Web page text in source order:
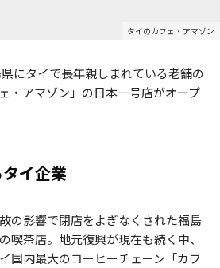
タイのカフェ・アマゾン
にタイで長年親しまれている老舗の
・アマゾン」の日本一号店がオープ
イ企業
の影響で閉店をよぎなくされた福島
喫茶店。地元復興が現在も続く中、
国内最大のコーヒーチェーン「カフ